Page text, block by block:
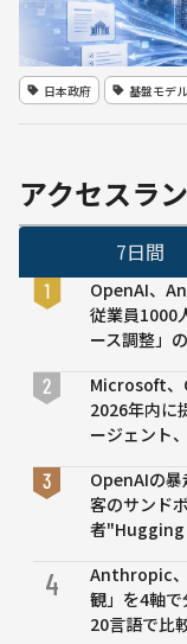
日本政府 基盤モデル
アクセスラ
7日間
OpenAI、
従業員1000
ース調整」
Microsoft、
2026年内に
ージェント
OpenAIの
客のサンド
者"Hugging
4
Anthropic、
観」を4軸
20言語で比